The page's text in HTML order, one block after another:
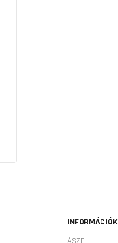
INFORMÁCIÓK
ÁSZF